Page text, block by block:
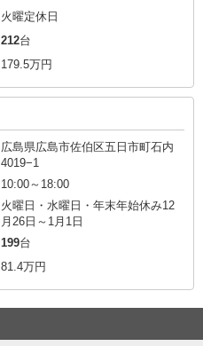
火曜定休日
212台
179.5万円
広島県広島市佐伯区五日市町石内
4019−1
10:00～18:00
火曜日・水曜日・年末年始休み12
月26日～1月1日
199台
81.4万円